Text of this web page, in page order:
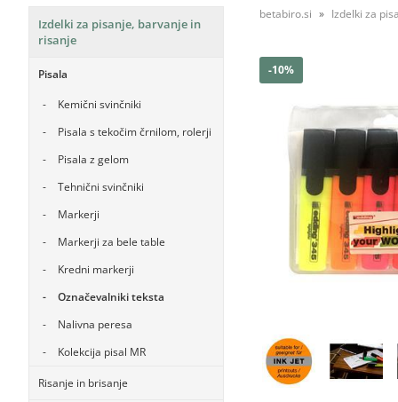
Izdelki za pisanje, barvanje in
risanje
Pisala
Kemični svinčniki
Pisala s tekočim črnilom, rolerji
Pisala z gelom
Tehnični svinčniki
Markerji
Markerji za bele table
Kredni markerji
Označevalniki teksta
Nalivna peresa
Kolekcija pisal MR
Risanje in brisanje
betabiro.si Izdelki za
-10%